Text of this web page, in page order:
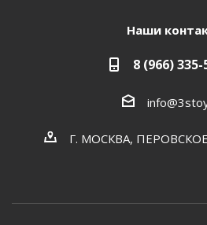
Наши
8 (966) 335-
Г. МОСКВА,